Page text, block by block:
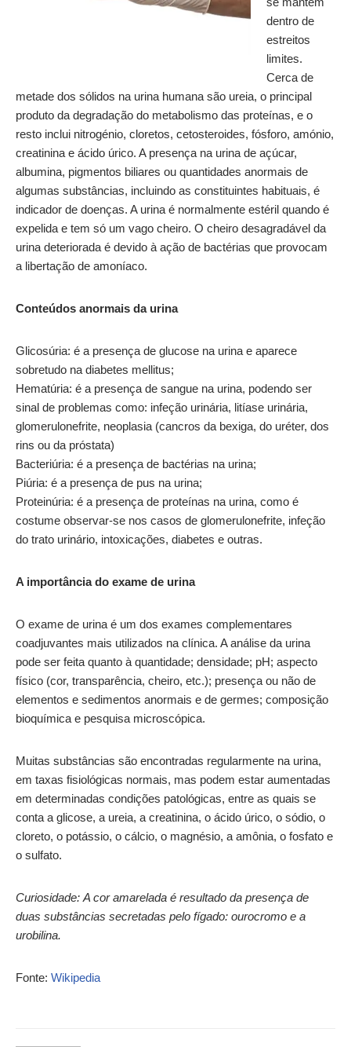
dentro de
estreitos
limites.
Cerca de
metade dos sólidos na urina humana são ureia, o principal
produto da degradação do metabolismo das proteínas, e o
resto inclui nitrogénio, cloretos, cetosteroides, fósforo, amónio,
creatinina e ácido úrico. A presença na urina de açúcar,
albumina, pigmentos biliares ou quantidades anormais de
algumas substâncias, incluindo as constituintes habituais, é
indicador de doenças. A urina é normalmente estéril quando é
expelida e tem só um vago cheiro. O cheiro desagradável da
urina deteriorada é devido à ação de bactérias que provocam
a libertação de amoníaco.
Conteúdos anormais da urina
Glicosúria: é a presença de glucose na urina e aparece
sobretudo na diabetes mellitus;
Hematúria: é a presença de sangue na urina, podendo ser
sinal de problemas como: infeção urinária, litíase urinária,
glomerulonefrite, neoplasia (cancros da bexiga, do uréter, dos
rins ou da próstata)
Bacteriúria: é a presença de bactérias na urina;
Piúria: é a presença de pus na urina;
Proteinúria: é a presença de proteínas na urina, como é
costume observar-se nos casos de glomerulonefrite, infeção
do trato urinário, intoxicações, diabetes e outras.
A importância do exame de urina
O exame de urina é um dos exames complementares
coadjuvantes mais utilizados na clínica. A análise da urina
pode ser feita quanto à quantidade; densidade; pH; aspecto
físico (cor, transparência, cheiro, etc.); presença ou não de
elementos e sedimentos anormais e de germes; composição
bioquímica e pesquisa microscópica.
Muitas substâncias são encontradas regularmente na urina,
em taxas fisiológicas normais, mas podem estar aumentadas
em determinadas condições patológicas, entre as quais se
conta a glicose, a ureia, a creatinina, o ácido úrico, o sódio, o
cloreto, o potássio, o cálcio, o magnésio, a amônia, o fosfato e
o sulfato.
Curiosidade: A cor amarelada é resultado da presença de
duas substâncias secretadas pelo fígado: ourocromo e a
urobilina.
Fonte: Wikipedia